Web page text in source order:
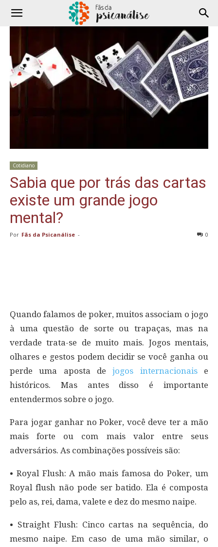
Cotidiano
Sabia que por trás das cartas
existe um grande jogo
mental?
Por Fãs da Psicanálise - 0
Quando falamos de poker, muitos associam o jogo
à uma questão de sorte ou trapaças, mas na
verdade trata-se de muito mais. Jogos mentais,
olhares e gestos podem decidir se você ganha ou
perde uma aposta dejogos internacionaise
históricos. Mas antes disso é importante
entendermos sobre o jogo.
Para jogar ganhar no Poker, você deve ter a mão
mais forte ou com mais valor entre seus
adversários. As combinações possíveis são:
• Royal Flush: A mão mais famosa do Poker, um
Royal flush não pode ser batido. Ela é composta
pelo as, rei, dama, valete e dez do mesmo naipe.
• Straight Flush: Cinco cartas na sequência, do
mesmo naipe. Em caso de uma mão similar, o